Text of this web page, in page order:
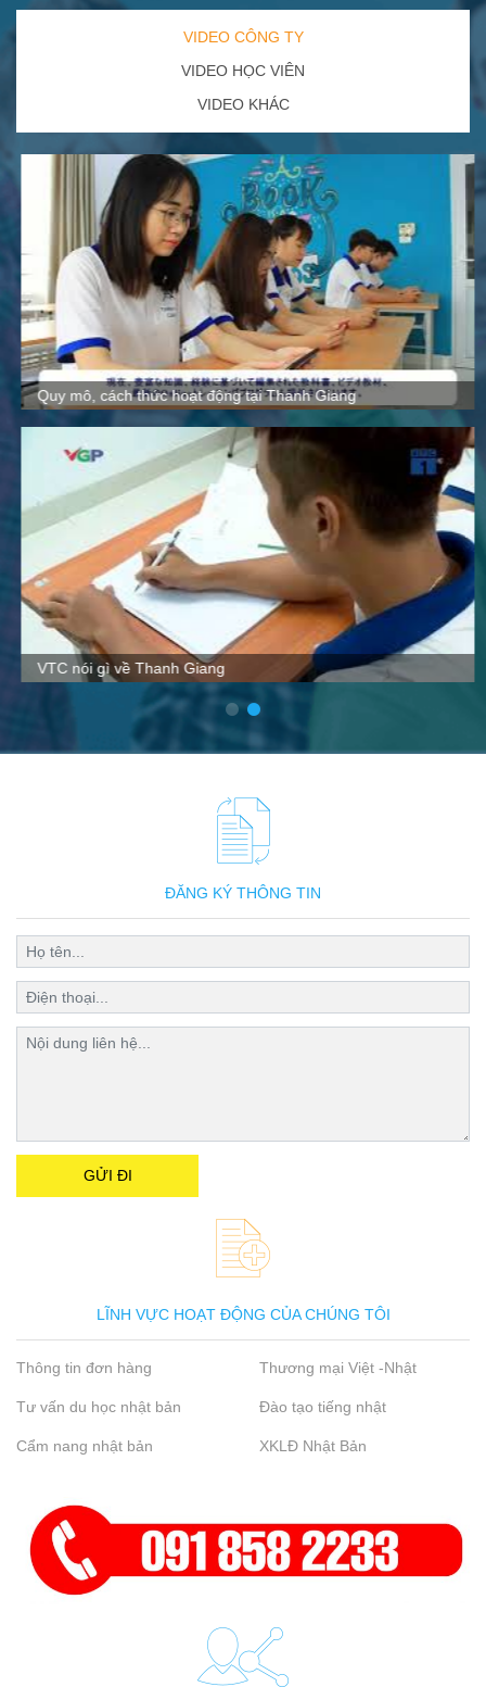
VIDEO CÔNG TY
VIDEO HỌC VIÊN
VIDEO KHÁC
Quy mô, cách thức hoạt động tại Thanh Giang
VTC nói gì về Thanh Giang
ĐĂNG KÝ THÔNG TIN
LĨNH VỰC HOẠT ĐỘNG CỦA CHÚNG TÔI
Thông tin đơn hàng Thương mại Việt -Nhật
Tư vấn du học nhật bản Đào tạo tiếng nhật
Cẩm nang nhật bản XKLĐ Nhật Bản